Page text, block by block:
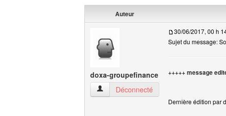
Auteur
doxa-groupefinance
doxa-groupefinance Voir le profil de
Déconnecté
30/06/2017, 00 h
Sujet du message:
+++++ message
Dernière édition par